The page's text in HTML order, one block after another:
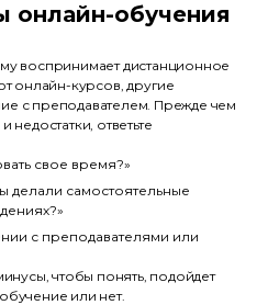
онлайн-обучения
воспринимает дистанционное
онлайн-курсов, другие
с преподавателем. Прежде чем
недостатки, ответьте
свое время?»
делали самостоятельные
с преподавателями или
чтобы понять, подойдет
или нет.